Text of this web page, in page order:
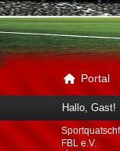
Portal
Hallo, Gast!
FBL e.V.